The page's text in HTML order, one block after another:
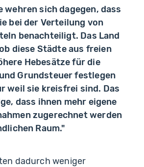
wehren sich dagegen, dass
bei der Verteilung von
benachteiligt. Das Land
diese Städte aus freien
Hebesätze für die
Grundsteuer festlegen
weil sie kreisfrei sind. Das
dass ihnen mehr eigene
zugerechnet werden
Raum."
dadurch weniger